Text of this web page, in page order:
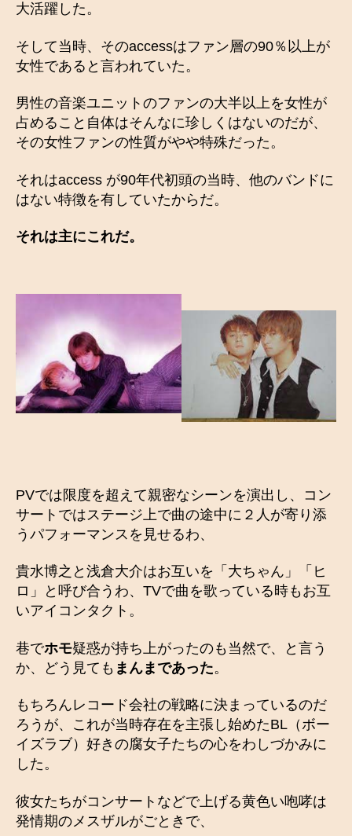
大活躍した。
そして当時、そのaccessはファン層の90％以上が
女性であると言われていた。
男性の音楽ユニットのファンの大半以上を女性が
占めること自体はそんなに珍しくはないのだが、
その女性ファンの性質がやや特殊だった。
それはaccess が90年代初頭の当時、他のバンドに
はない特徴を有していたからだ。
それは主にこれだ。
PVでは限度を超えて親密なシーンを演出し、コン
サートではステージ上で曲の途中に２人が寄り添
うパフォーマンスを見せるわ、
貴水博之と浅倉大介はお互いを「大ちゃん」「ヒ
ロ」と呼び合うわ、TVで曲を歌っている時もお互
いアイコンタクト。
巷でホモ疑惑が持ち上がったのも当然で、と言う
か、どう見ても まんまであった。
もちろんレコード会社の戦略に決まっているのだ
ろうが、これが当時存在を主張し始めたBL（ボー
イズラブ）好きの腐女子たちの心をわしづかみに
した。
彼女たちがコンサートなどで上げる黄色い咆哮は
発情期のメスザルがごときで、